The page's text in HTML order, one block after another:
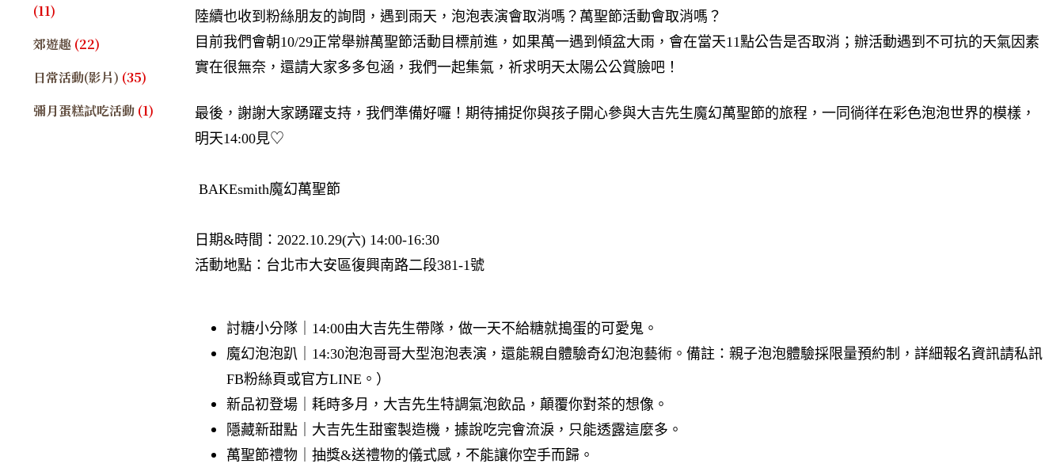
(11)
郊遊趣 (22)
日常活動(影片) (35)
彌月蛋糕試吃活動 (1)
陸續也收到粉絲朋友的詢問，遇到雨天，泡泡表演會取消嗎？萬聖節活動會取消嗎？​
目前我們會朝10/29正常舉辦萬聖節活動目標前進，如果萬一遇到傾盆大雨，會在當天11點公告是否取消；辦活動遇到不可抗的天氣因素
實在很無奈，還請大家多多包涵，我們一起集氣，祈求明天太陽公公賞臉吧！​
最後，謝謝大家踴躍支持，我們準備好囉！期待捕捉你與孩子開心參與大吉先生魔幻萬聖節的旅程，一同徜徉在彩色泡泡世界的模樣，
明天14:00見♡​
BAKEsmith魔幻萬聖節​
日期&時間：2022.10.29(六) 14:00-16:30​
活動地點：台北市大安區復興南路二段381-1號 ​ ​
討糖小分隊｜14:00由大吉先生帶隊，做一天不給糖就搗蛋的可愛鬼。​
魔幻泡泡趴｜14:30泡泡哥哥大型泡泡表演，還能親自體驗奇幻泡泡藝術。​ 備註：親子泡泡體驗採限量預約制，詳細報名資訊請私訊
FB粉絲頁或官方LINE。）​
新品初登場｜耗時多月，大吉先生特調氣泡飲品，顛覆你對茶的想像。​
隱藏新甜點｜大吉先生甜蜜製造機，據說吃完會流淚，只能透露這麼多。​
萬聖節禮物 ｜抽獎&送禮物的儀式感，不能讓你空手而歸。​